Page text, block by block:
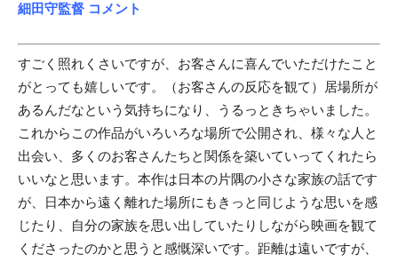
細田守監督 コメント
すごく照れくさいですが、お客さんに喜んでいただけたこと
がとっても嬉しいです。（お客さんの反応を観て）居場所が
あるんだなという気持ちになり、うるっときちゃいました。
これからこの作品がいろいろな場所で公開され、様々な人と
出会い、多くのお客さんたちと関係を築いていってくれたら
いいなと思います。本作は日本の片隅の小さな家族の話です
が、日本から遠く離れた場所にもきっと同じような思いを感
じたり、自分の家族を思い出していたりしながら映画を観て
くださったのかと思うと感慨深いです。距離は遠いですが、